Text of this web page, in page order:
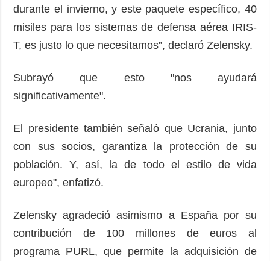
durante el invierno, y este paquete específico, 40
misiles para los sistemas de defensa aérea IRIS-
T, es justo lo que necesitamos”, declaró Zelensky.
Subrayó que esto "nos ayudará
significativamente".
El presidente también señaló que Ucrania, junto
con sus socios, garantiza la protección de su
población. Y, así, la de todo el estilo de vida
europeo", enfatizó.
Zelensky agradeció asimismo a España por su
contribución de 100 millones de euros al
programa PURL, que permite la adquisición de